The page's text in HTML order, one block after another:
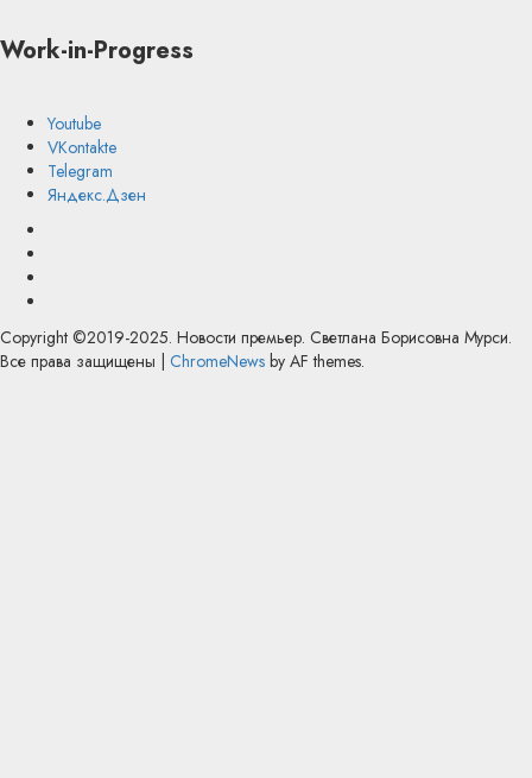
Work-in-Progress
Youtube
VKontakte
Telegram
Яндекс.Дзен
Copyright ©2019-2025. Новости премьер. Светлана Борисовна Мурси.
Все права защищены
ChromeNews by AF themes.